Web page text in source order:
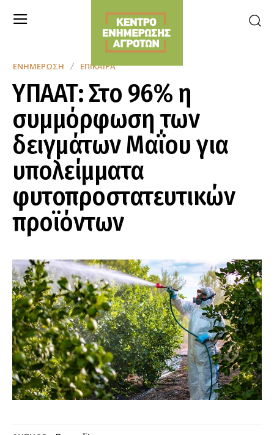
ΕΝΗΜΈΡΩΣΗ ΕΠΊΚΑΙΡΑ
ΥΠΑΑΤ: Στο 96% η
συμμόρφωση των
δειγμάτων Μαΐου για
υπολείμματα
φυτοπροστατευτικών
προϊόντων